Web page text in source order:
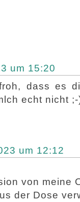
um 15:20
dass es
echt nicht
um 12:12
von meine
der Dose